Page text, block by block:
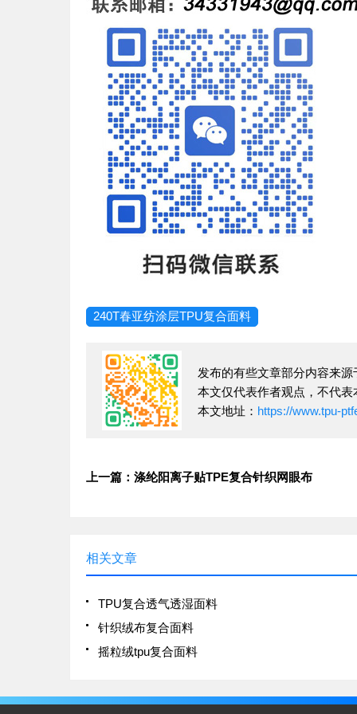
240T春亚纺涂层TPU复合面料
发布的有些文章部分内容来
本文仅代表作者观点，不代表
本文地址： https://www.tpu-
上一篇：涤纶阳离子贴TPE复合针织网眼布
相关文章
TPU复合透气透湿面料
针织绒布复合面料
摇粒绒tpu复合面料